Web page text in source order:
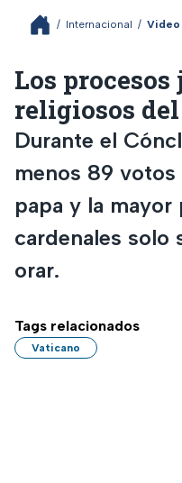
/ Internacional / Video
Los
religiosos
Durante el
menos 89
papa y la
cardenales solo
orar.
Tags relacionados
Vaticano